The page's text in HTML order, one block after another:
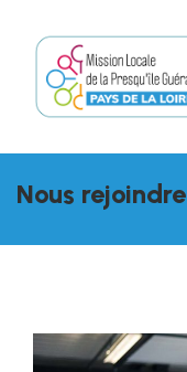
Nous rejoindre